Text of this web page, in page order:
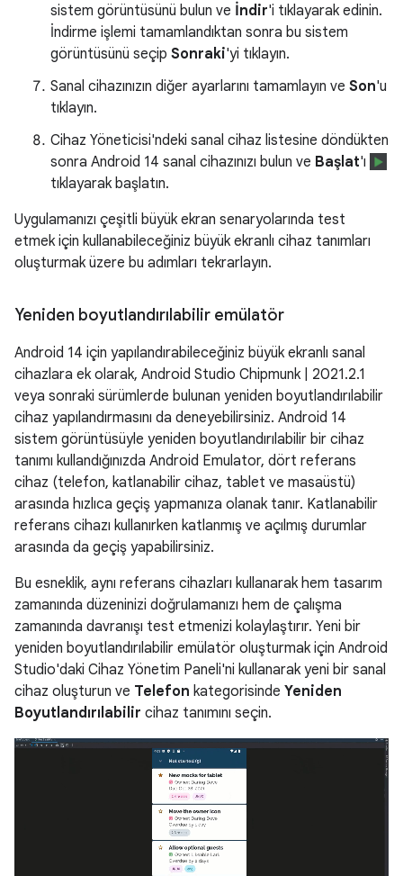
sistem görüntüsünü bulun ve İndir'i tıklayarak edinin.
İndirme işlemi tamamlandıktan sonra bu sistem
görüntüsünü seçip Sonraki'yi tıklayın.
Sanal cihazınızın diğer ayarlarını tamamlayın ve Son'u
tıklayın.
Cihaz Yöneticisi'ndeki sanal cihaz listesine döndükten
sonra Android 14 sanal cihazınızı bulun ve Başlat'ı
tıklayarak başlatın.
Uygulamanızı çeşitli büyük ekran senaryolarında test
etmek için kullanabileceğiniz büyük ekranlı cihaz tanımları
oluşturmak üzere bu adımları tekrarlayın.
Yeniden boyutlandırılabilir emülatör
Android 14 için yapılandırabileceğiniz büyük ekranlı sanal
cihazlara ek olarak, Android Studio Chipmunk | 2021.2.1
veya sonraki sürümlerde bulunan yeniden boyutlandırılabilir
cihaz yapılandırmasını da deneyebilirsiniz. Android 14
sistem görüntüsüyle yeniden boyutlandırılabilir bir cihaz
tanımı kullandığınızda Android Emulator, dört referans
cihaz (telefon, katlanabilir cihaz, tablet ve masaüstü)
arasında hızlıca geçiş yapmanıza olanak tanır. Katlanabilir
referans cihazı kullanırken katlanmış ve açılmış durumlar
arasında da geçiş yapabilirsiniz.
Bu esneklik, aynı referans cihazları kullanarak hem tasarım
zamanında düzeninizi doğrulamanızı hem de çalışma
zamanında davranışı test etmenizi kolaylaştırır. Yeni bir
yeniden boyutlandırılabilir emülatör oluşturmak için Android
Studio'daki Cihaz Yönetim Paneli'ni kullanarak yeni bir sanal
cihaz oluşturun ve Telefon kategorisinde Yeniden
Boyutlandırılabilir cihaz tanımını seçin.